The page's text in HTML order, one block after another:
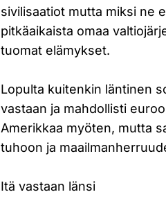
sivilisaatiot mutta miksi ne
pitkäaikaista omaa
tuomat elämykset.
Lopulta kuitenkin läntinen
vastaan ja mahdollisti
Amerikkaa myöten, mutta
tuhoon ja
Itä vastaan länsi